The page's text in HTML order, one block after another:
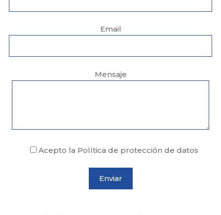
Email
Mensaje
Acepto la Política de protección de datos